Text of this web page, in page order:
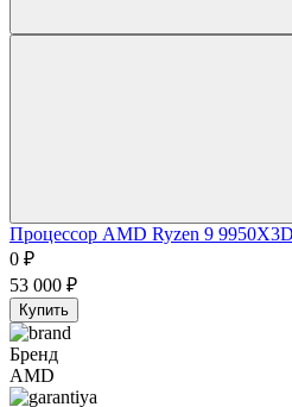
Процессор AMD Ryzen 9
0 ₽
53 000 ₽
Купить
Бренд
AMD